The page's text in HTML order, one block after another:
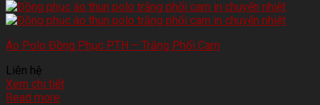
Áo Polo Đồng Phục PTH – Trắng Phối Cam
Liên hệ
Xem chi tiết
Read more